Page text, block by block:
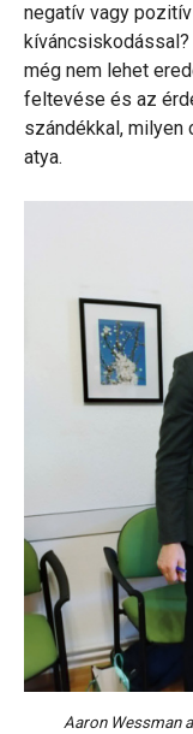
negatív vagy
még nem lehet
feltevése és az
szándékkal, milyen
atya.
Aaron Wessman